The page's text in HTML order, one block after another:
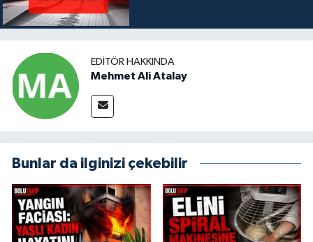
EDITÖR HAKKINDA
Mehmet Ali Atalay
Bunlar da ilginizi çekebilir